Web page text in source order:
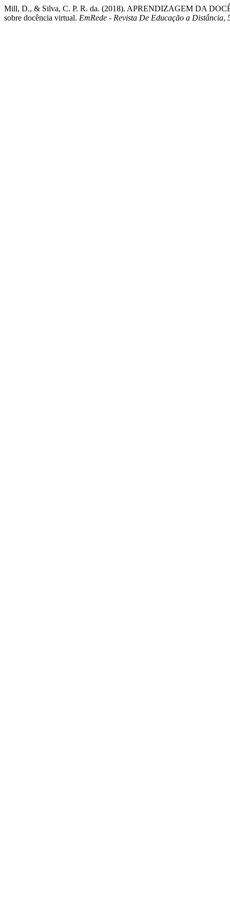
Mill, D., & Silva, C. P. R. da. (2018). APRENDIZAGEM DA
sobre docência virtual. EmRede - Revista De Educação a Distância,